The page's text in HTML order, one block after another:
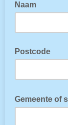
Naam
Postcode
Gemeente of